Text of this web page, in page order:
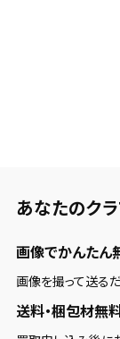
あなたのクラ
画像でかんたん
画像を撮って送る
送料・梱包材無